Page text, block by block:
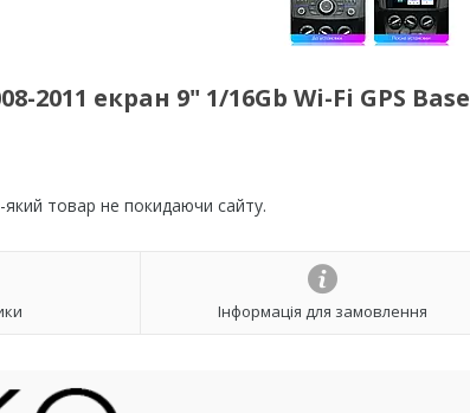
2011 екран 9" 1/16Gb Wi-Fi GPS Base
який товар не покидаючи сайту.
Інформація для замовлення